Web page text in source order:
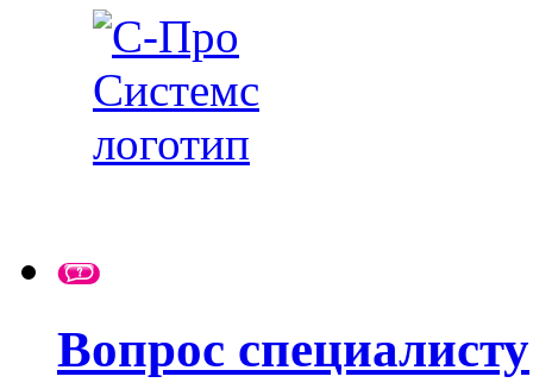
Вопрос специалисту